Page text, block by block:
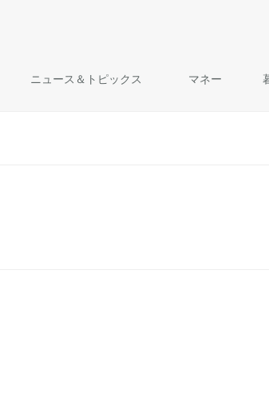
ニュース＆トピックス マネー